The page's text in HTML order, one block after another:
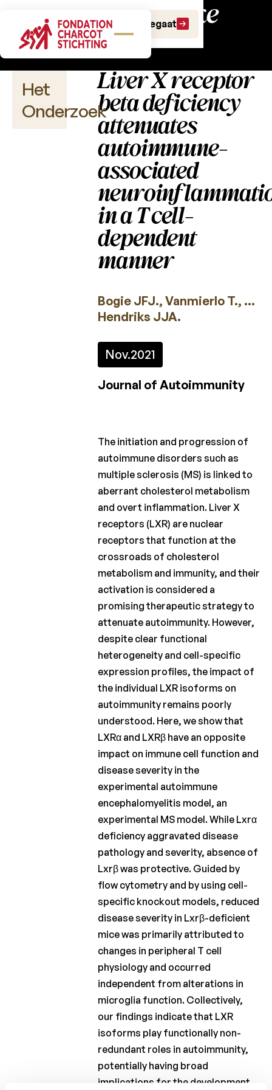
Doe een gift Doe een legaat
Wetenschappelijke
publicaties
Het
Onderzoek
Wetenschappelijke
publicaties
Projectoproepen
Wetenschappelijke
nieuwsbrieven
Liver X receptor
beta deficiency
attenuates
autoimmune-
associated
in a T cell-
dependent
manner
Bogie JFJ., Vanmierlo T., …
Hendriks JJA.
Nov.2021
Journal of Autoimmunity
The initiation and progression of
autoimmune disorders such as
multiple sclerosis (MS) is linked to
aberrant cholesterol metabolism
and overt inflammation. Liver X
receptors (LXR) are nuclear
receptors that function at the
crossroads of cholesterol
metabolism and immunity, and their
activation is considered a
promising therapeutic strategy to
attenuate autoimmunity. However,
despite clear functional
heterogeneity and cell-specific
expression profiles, the impact of
the individual LXR isoforms on
autoimmunity remains poorly
understood. Here, we show that
LXRα and LXRβ have an opposite
impact on immune cell function and
disease severity in the
experimental autoimmune
encephalomyelitis model, an
experimental MS model. While Lxrα
deficiency aggravated disease
pathology and severity, absence of
Lxrβ was protective. Guided by
flow cytometry and by using cell-
specific knockout models, reduced
disease severity in Lxrβ-deficient
mice was primarily attributed to
changes in peripheral T cell
physiology and occurred
independent from alterations in
microglia function. Collectively,
our findings indicate that LXR
isoforms play functionally non-
redundant roles in autoimmunity,
potentially having broad
implications for the development